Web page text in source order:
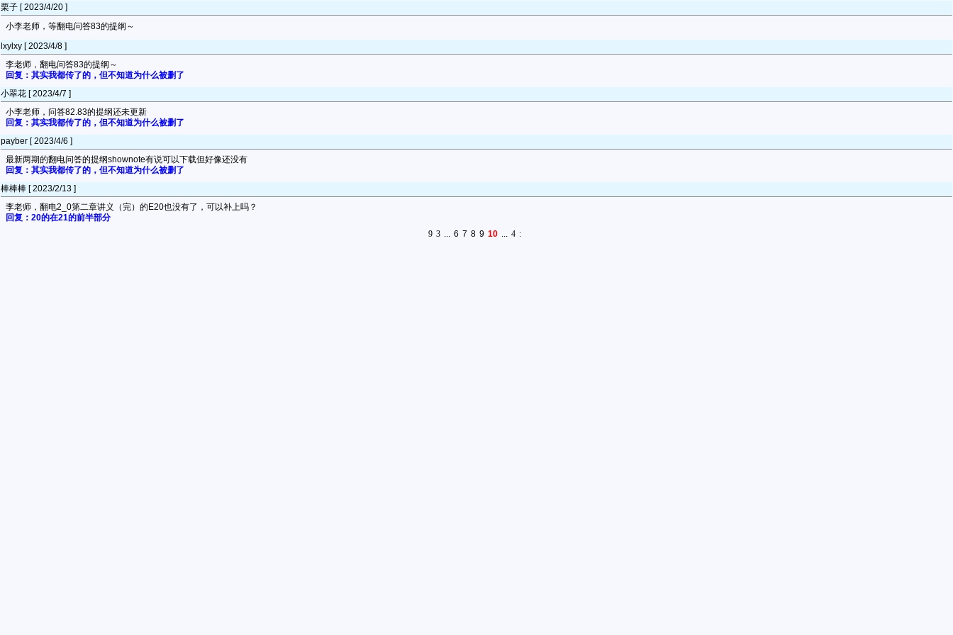
栗子 [ 2023/4/20 ]
小李老师，等翻电问答83的提纲～
lxylxy [ 2023/4/8 ]
李老师，翻电问答83的提纲～
回复：其实我都传了的，但不知道为什么被删了
小翠花 [ 2023/4/7 ]
小李老师，问答82.83的提纲还未更新
回复：其实我都传了的，但不知道为什么被删了
payber [ 2023/4/6 ]
最新两期的翻电问答的提纲shownote有说可以下载但好像还没有
回复：其实我都传了的，但不知道为什么被删了
棒棒棒 [ 2023/2/13 ]
李老师，翻电2_0第二章讲义（完）的E20也没有了，可以补上吗？
回复：20的在21的前半部分
9 3 ... 6 7 8 9 10 ... 4 :